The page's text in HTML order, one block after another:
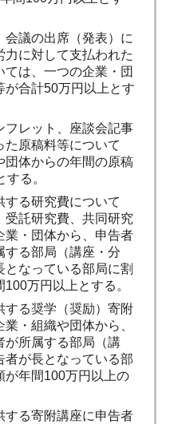
議の出席（発表）に
力に対して支払われた
ては、一つの企業・団
が合計50万円以上とす
フレット、座談会記事
た原稿料等について
団体からの年間の原稿
る。
する研究費について
受託研究費、共同研究
業・団体から、申告者
する部局（講座・分
なっている部局に割
万円以上とする。
する奨学（奨励）寄附
・組織や団体から、
が所属する部局（講
者が長となっている部
が年間100万円以上の
する寄附講座に申告者